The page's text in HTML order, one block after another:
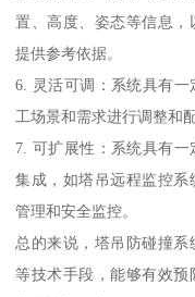
置、高度、姿态等信息
提供参考依据。
6. 灵活可调：系统具有
工场景和需求进行调整和
7. 可扩展性：系统具有
集成，如塔吊远程监控
管理和安全监控。
总的来说，塔吊防碰撞
等技术手段，能够有效